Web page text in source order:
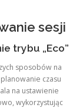
sesji
trybu „Eco”
sposobów na
czasu
na ustawienie
wykorzystując